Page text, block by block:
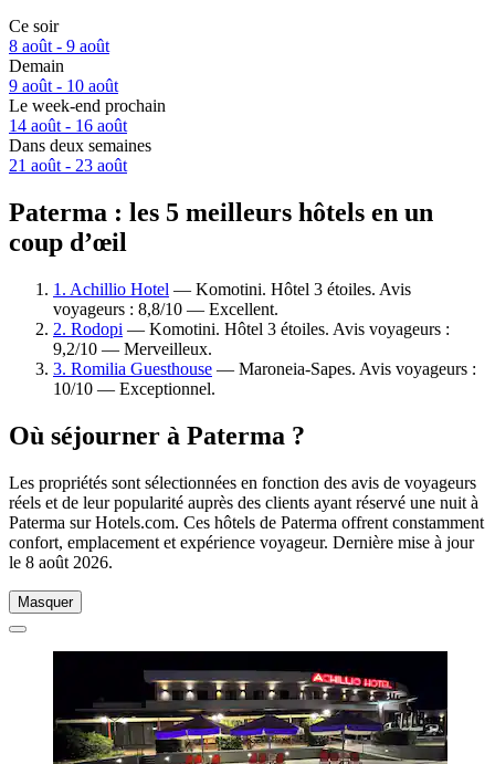
Ce soir
8 août - 9 août
Demain
9 août - 10 août
Le week-end prochain
14 août - 16 août
Dans deux semaines
21 août - 23 août
Paterma : les 5 meilleurs hôtels en un
coup d’œil
1. Achillio Hotel — Komotini. Hôtel 3 étoiles. Avis
voyageurs : 8,8/10 — Excellent.
2. Rodopi — Komotini. Hôtel 3 étoiles. Avis voyageurs :
9,2/10 — Merveilleux.
3. Romilia Guesthouse — Maroneia-Sapes. Avis voyageurs :
10/10 — Exceptionnel.
Où séjourner à Paterma ?
Les propriétés sont sélectionnées en fonction des avis de voyageurs
réels et de leur popularité auprès des clients ayant réservé une nuit à
Paterma sur Hotels.com. Ces hôtels de Paterma offrent constamment
confort, emplacement et expérience voyageur. Dernière mise à jour
le 8 août 2026.
Masquer